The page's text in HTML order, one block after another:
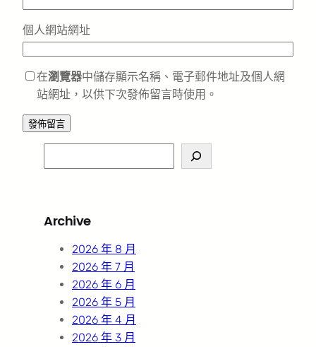
個人網站網址
在瀏覽器中儲存顯示名稱、電子郵件地址及個人網
站網址，以供下次發佈留言時使用。
e
c
Archive
2026 年 8 月
2026 年 7 月
2026 年 6 月
2026 年 5 月
2026 年 4 月
2026 年 3 月